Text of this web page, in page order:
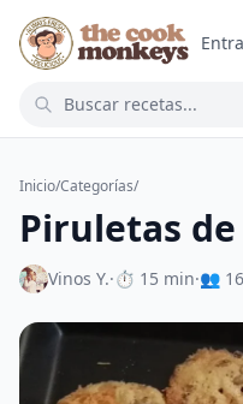
Inicio/Categorías/
Piruletas
Vinos Y.·⏱ 15 min·👥 16